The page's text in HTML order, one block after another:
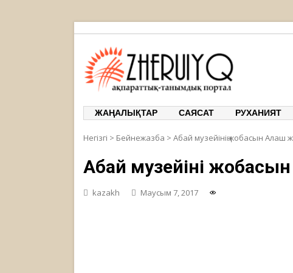
ЖАҢАЛЫҚТАР САЯСАТ РУХАНИЯТ
Негізгі > Бейнежазба > Абай музейінің жобасын Алаш
Абай музейінің
kazakh Маусым 7, 2017